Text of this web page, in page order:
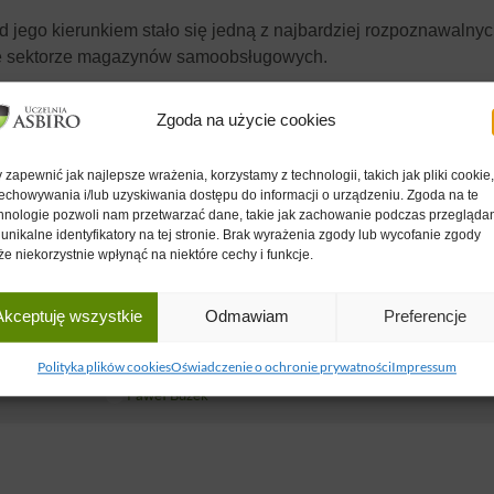
Zgoda na użycie cookies
zapewnić jak najlepsze wrażenia, korzystamy z technologii, takich jak pliki
i/lub uzyskiwania dostępu do informacji o urządzeniu. Zgoda na te
pozwoli nam przetwarzać dane, takie jak zachowanie podczas
unikalne identyfikatory na tej stronie. Brak wyrażenia zgody lub wycofanie zgody
niekorzystnie wpłynąć na niektóre cechy i funkcje.
wszystkie Odmawiam Preferencje
Polityka plików cookiesOświadczenie o ochronie prywatnościImpressum
jego kierunkiem stało się jedną z najbardziej
sektorze magazynów samoobsługowych.
są dostępne tylko dla aktywnych członkówKlubu ASBiRO .
Jak znalazłem niszę na rynku do inwestowania -
prawdziwy game changer.
Paweł Bużek